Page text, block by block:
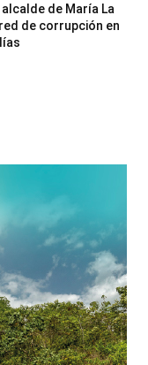
de María La
de corrupción en